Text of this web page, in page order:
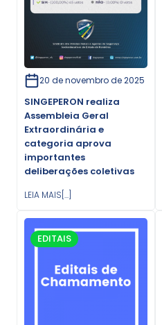
20 de novembro de 2025
SINGEPERON realiza
Assembleia Geral
Extraordinária e
categoria aprova
importantes
deliberações coletivas
LEIA MAIS[...]
EDITAIS